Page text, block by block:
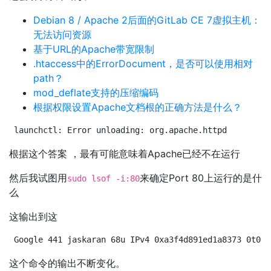
Debian 8 / Apache 2后面的GitLab CE 7虚拟主机：
无法访问资源
基于URL的Apache带宽限制
.htaccess中的ErrorDocument，是否可以使用相对
path？
mod_deflate支持的压缩编码
根据权限设置Apache文档根的正确方法是什么？
launchctl: Error unloading: org.apache.httpd
根据这个答案 ，最有可能意味着Apache已经不在运行
然后我试图用sudo lsof -i:80来确定Port 80上运行的是什
么
这输出到这
Google 441 jaskaran 68u IPv4 0xa3f4d891ed1a8373 0t0
这个命令的输出不断变化。